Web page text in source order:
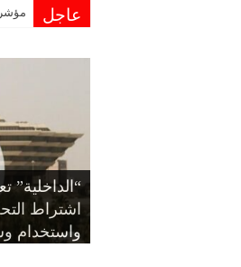
عاجل مؤشرات نجاح
“الداخلية”
اشتراط
واستخدام
والأوبئة
تحديد موعد
وهذه الآلية
شؤون
لموسم حج ١٤٤٢هـ
جديدة